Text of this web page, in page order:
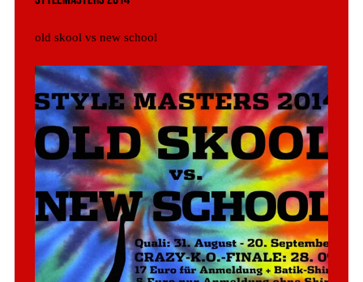
old skool vs new school